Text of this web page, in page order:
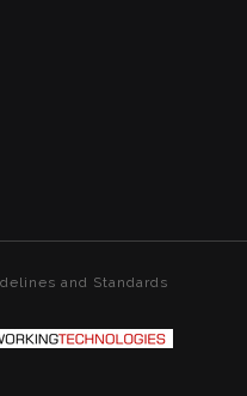
and Standards